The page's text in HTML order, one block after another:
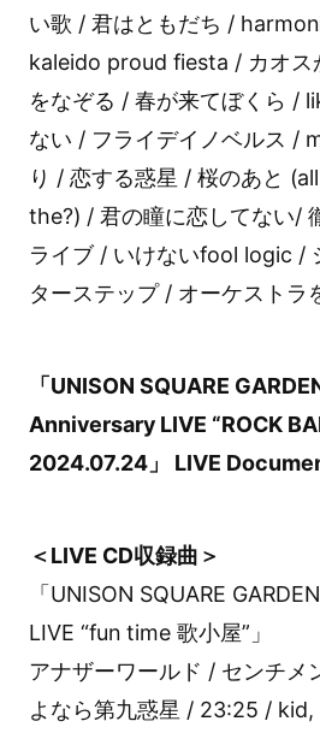
い歌 / 君はともだち /
kaleido proud fiesta / カオス
をなぞる / 春が来てぼくら /
ない / フライデイノベルス /
り / 恋する惑星 / 桜のあと
the?) / 君の瞳に恋してない/
ライブ / いけないfool logic /
ターステップ / オーケストラ
「UNISON SQUARE
Anniversary LIVE “ROCK
2024.07.24」 LIVE
＜LIVE CD収録曲＞
「UNISON SQUARE
LIVE “fun time 歌小屋”」
アナザーワールド / センチメ
よなら第九惑星 / 23:25 /